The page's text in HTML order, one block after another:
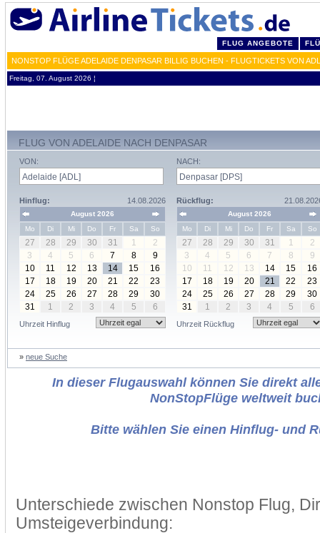
FLUG ANGEBOTE
NONSTOP FLÜGE ADELAIDE DENPASAR BILLIG BUCHEN - FLUGTICKETS VON
Freitag, 07. August 2026 ¦
FLUG VON ADELAIDE NACH DENPASAR
VON:
Hinflug: 14.08.2026
August 2026
Mo
Di Mi Do Fr Sa So
27 28 29 30 31 1
2
3
4 5 6 7 8
9
10
11 12 13 14 15
16
17
18 19 20 21 22
23
24
25 26 27 28 29
30
31
1 2 3 4 5 6
Uhrzeit Hinflug
NACH:
Rückflug:
August 2026
Mo
Di Mi Do Fr Sa So
27 28 29 30 31 1
2
3
4 5 6 7 8
9
10
11 12 13 14 15
16
17
18 19 20 21 22
23
24
25 26 27 28 29
30
31
1 2 3 4 5 6
Uhrzeit Rückflug
» neue Suche
In dieser Flugauswahl können Sie direkt
NonStopFlüge weltweit
Bitte wählen Sie einen Hinflug- und
Unterschiede zwischen Nonstop Flug,
Umsteigeverbindung: